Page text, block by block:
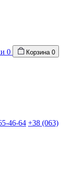
0 Корзина 0
46-64 +38 (063)